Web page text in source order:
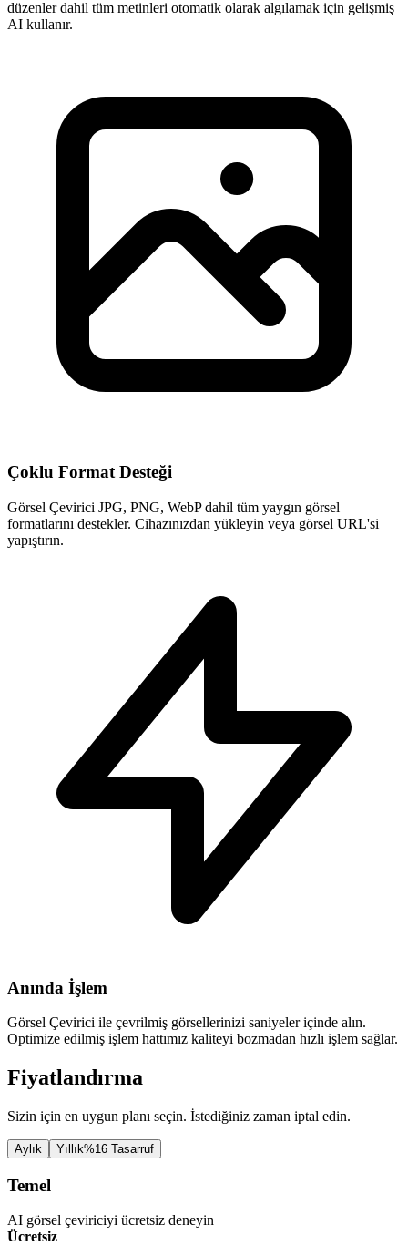
düzenler dahil tüm metinleri otomatik olarak algılamak için gelişmiş
AI kullanır.
Çoklu Format Desteği
Görsel Çevirici JPG, PNG, WebP dahil tüm yaygın görsel
formatlarını destekler. Cihazınızdan yükleyin veya görsel URL'si
yapıştırın.
Anında İşlem
Görsel Çevirici ile çevrilmiş görsellerinizi saniyeler içinde alın.
Optimize edilmiş işlem hattımız kaliteyi bozmadan hızlı işlem sağlar.
Fiyatlandırma
Sizin için en uygun planı seçin. İstediğiniz zaman iptal edin.
Aylık Yıllık%16 Tasarruf
Temel
AI görsel çeviriciyi ücretsiz deneyin
Ücretsiz